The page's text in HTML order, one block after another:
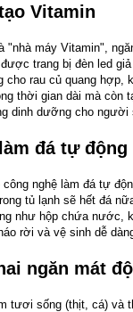
Vitamin
"nhà máy Vitamin",
trang bị đèn led
rau củ quang hợp,
thời gian dài mà còn
dinh dưỡng cho người
đá tự động
nghệ làm đá tự
tủ lạnh sẽ hết đá
như hộp chứa nước,
rời và vệ sinh dễ
ngăn mát
tươi sống (thịt, cá) và